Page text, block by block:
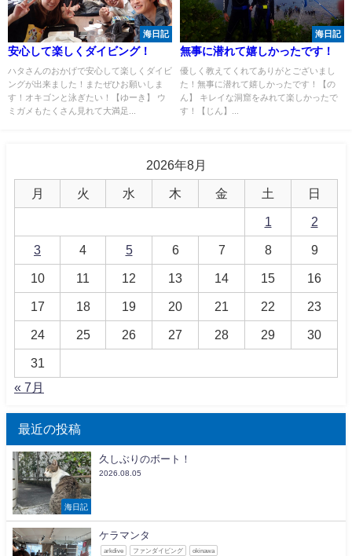
海日記
安心して楽しくダイビング！
ハタさんのおかげで安心して楽しくダイビ
ングが出来ました！またぜひお願いしま
す！オキゴンと泳ぎたい！【ゆーき】 ウ
ミガメもたくさん見れて大満足...
海日記
無事に潜れて嬉しかったです！
優しく教えてくれてありがとございまし
た！無事に潜れて嬉しかったです！【の
ん】 キレイな洞窟をみれて楽しかったで
す！【じん】...
2026年8月
月 火 水 木 金 土 日
1 2
3 4 5 6 7 8 9
10 11 12 13 14 15 16
17 18 19 20 21 22 23
24 25 26 27 28 29 30
31
« 7月
最近の投稿
海日記
久しぶりのボート！
2026.08.05
ケラマンタ
arkdive ファンダイビング okinawa